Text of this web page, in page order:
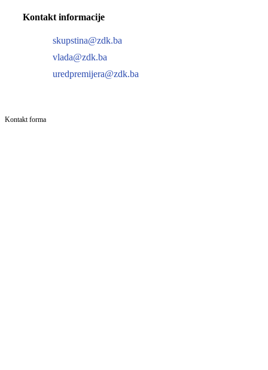
Kontakt informacije
skupstina@zdk.ba
vlada@zdk.ba
uredpremijera@zdk.ba
Kontakt forma